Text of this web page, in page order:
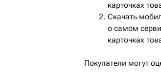
карточках
Скачать
о самом
карточках
Покупатели могут